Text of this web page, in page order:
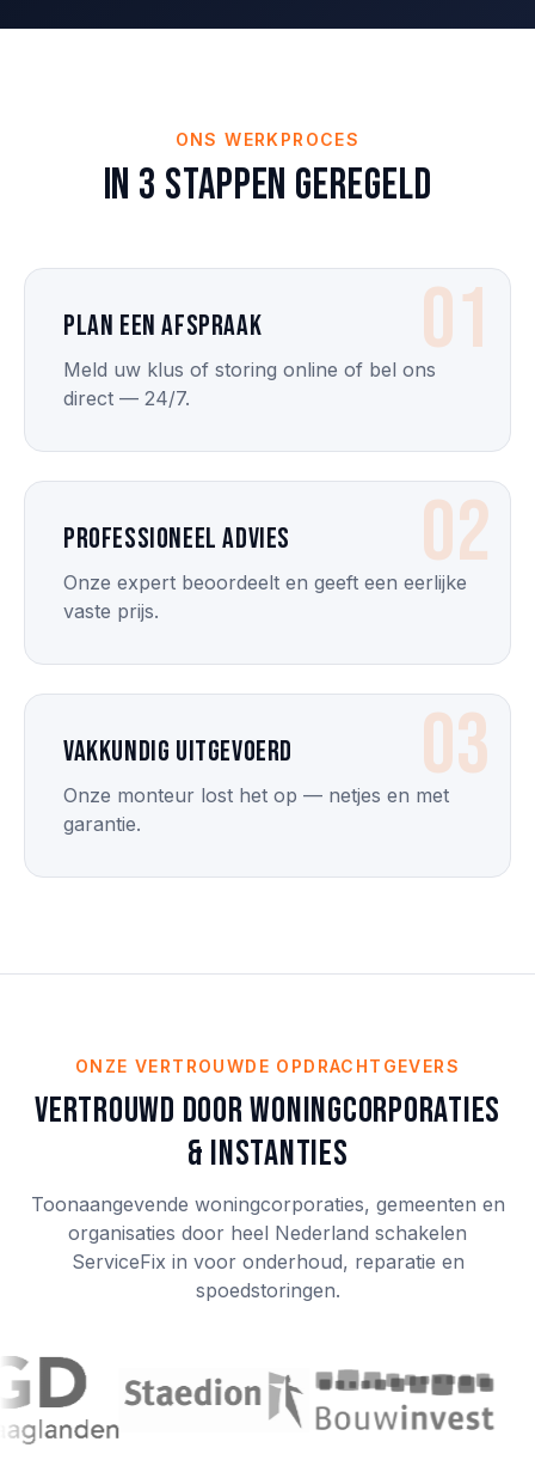
ONS WERKPROCES
In 3 stappen geregeld
01
Plan een afspraak
Meld uw klus of storing online of bel ons
direct — 24/7.
02
Professioneel advies
Onze expert beoordeelt en geeft een eerlijke
vaste prijs.
03
Vakkundig uitgevoerd
Onze monteur lost het op — netjes en met
garantie.
ONZE VERTROUWDE OPDRACHTGEVERS
Vertrouwd door woningcorporaties
& instanties
Toonaangevende woningcorporaties, gemeenten en
organisaties door heel Nederland schakelen
ServiceFix in voor onderhoud, reparatie en
spoedstoringen.